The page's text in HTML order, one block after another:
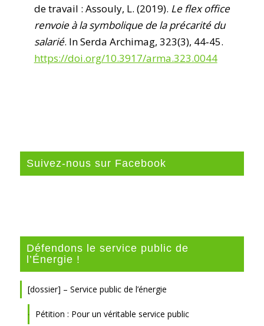
de travail : Assouly, L. (2019). Le flex office
renvoie à la symbolique de la précarité du
salarié. In Serda Archimag, 323(3), 44‑45.
https://doi.org/10.3917/arma.323.0044
Suivez-nous sur Facebook
Défendons le service public de
l’Énergie !
[dossier] – Service public de l’énergie
Pétition : Pour un véritable service public